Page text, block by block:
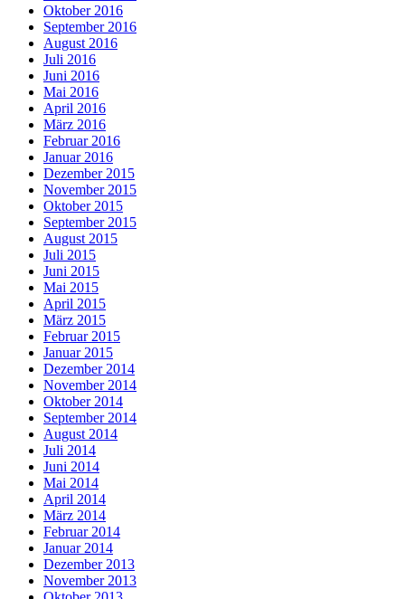
Oktober 2016
September 2016
August 2016
Juli 2016
Juni 2016
Mai 2016
April 2016
März 2016
Februar 2016
Januar 2016
Dezember 2015
November 2015
Oktober 2015
September 2015
August 2015
Juli 2015
Juni 2015
Mai 2015
April 2015
März 2015
Februar 2015
Januar 2015
Dezember 2014
November 2014
Oktober 2014
September 2014
August 2014
Juli 2014
Juni 2014
Mai 2014
April 2014
März 2014
Februar 2014
Januar 2014
Dezember 2013
November 2013